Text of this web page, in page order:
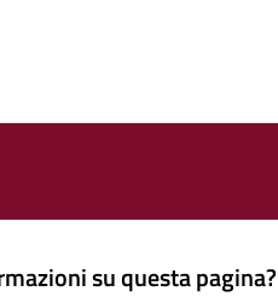
su questa pagina?